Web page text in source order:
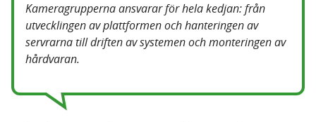
Kameragrupperna ansvarar för hela kedjan: från
utvecklingen av plattformen och hanteringen av
servrarna till driften av systemen och monteringen av
hårdvaran.